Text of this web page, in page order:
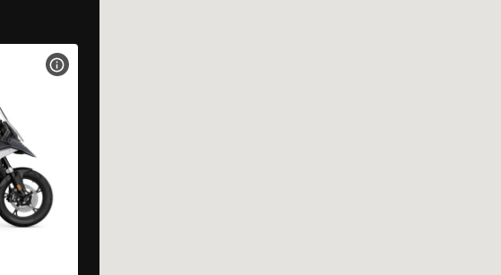
VER ESPECIFICACIONES DE LA MOTO